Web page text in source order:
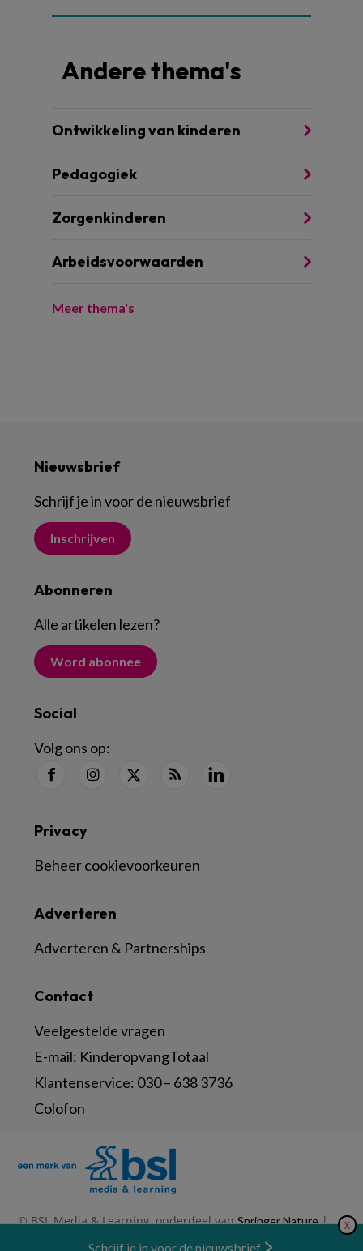
Andere thema's
Ontwikkeling van kinderen
Pedagogiek
Zorgenkinderen
Arbeidsvoorwaarden
Meer thema's
Nieuwsbrief
Schrijf je in voor de nieuwsbrief
Inschrijven
Abonneren
Alle artikelen lezen?
Word abonnee
Social
Volg ons op:
Contact
Veelgestelde vragen
E-mail: KinderopvangTotaal
Klantenservice: 030 – 638 3736
Colofon
Adverteren
Adverteren & Partnerships
Privacy
Beheer cookievoorkeuren
© BSL Media & Learning, onderdeel vanSpringer Nature| X
Schrijf je in voor de nieuwsbrief
Nieuwsbrief Abonneren